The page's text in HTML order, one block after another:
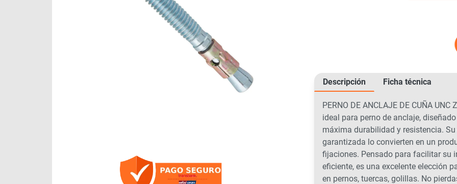
Descripción Ficha técnica
PERNO DE ANCLAJE DE CUÑA
ideal para perno de anclaje,
máxima durabilidad y resistencia.
garantizada lo convierten en un
fijaciones. Pensado para facilitar su
eficiente, es una excelente elección
en pernos, tuercas, golillas. No